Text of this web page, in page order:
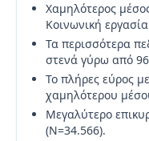
Χαμηλότερος
Κοινωνική
Τα περισσότερα
στενά γύρω από
Το πλήρες εύρος
χαμηλότερου
Μεγαλύτερο
(N=34.566).